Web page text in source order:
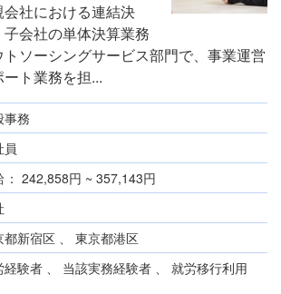
社における連結決
会社の単体決算業務
ソーシングサービス部門で、事業運営
ト業務を担...
事務
員
242,858円 ~ 357,143円
都新宿区 、 東京都港区
経験者 、 当該実務経験者 、 就労移行利用